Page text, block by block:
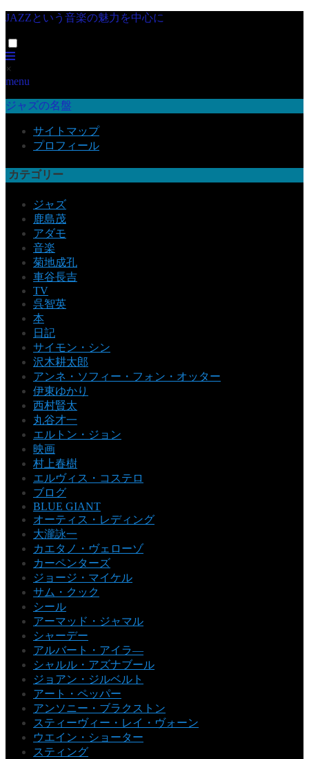
JAZZという音楽の魅力を中心に
×
menu
ジャズの名盤
サイトマップ
プロフィール
カテゴリー
ジャズ
鹿島茂
アダモ
音楽
菊地成孔
車谷長吉
TV
呉智英
本
日記
サイモン・シン
沢木耕太郎
アンネ・ソフィー・フォン・オッター
伊東ゆかり
西村賢太
丸谷才一
エルトン・ジョン
映画
村上春樹
エルヴィス・コステロ
ブログ
BLUE GIANT
オーティス・レディング
大瀧詠一
カエタノ・ヴェローゾ
カーペンターズ
ジョージ・マイケル
サム・クック
シール
アーマッド・ジャマル
シャーデー
アルバート・アイラ―
シャルル・アズナブール
ジョアン・ジルベルト
アート・ペッパー
アンソニー・ブラクストン
スティーヴィー・レイ・ヴォーン
ウエイン・ショーター
スティング